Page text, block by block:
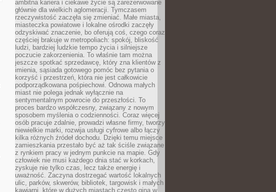
ambitna kariera i ciekawe życie są zarezerwowane
głównie dla wielkich aglomeracji. Tymczasem
rzeczywistość zaczęła się zmieniać. Małe miasta,
miasteczka powiatowe i lokalne ośrodki zaczęły
odzyskiwać znaczenie, bo oferują coś, czego coraz
częściej brakuje w metropoliach: spokój, bliskość
ludzi, bardziej ludzkie tempo życia i silniejsze
poczucie zakorzenienia. To właśnie tam można
jeszcze spotkać sprzedawcę, który zna klientów z
imienia, sąsiada gotowego pomóc bez pytania o
korzyść i przestrzeń, która nie jest całkowicie
podporządkowana pośpiechowi. Odnowa małych
miast nie polega jednak wyłącznie na
sentymentalnym powrocie do przeszłości. To
proces bardzo współczesny, związany z nowym
sposobem myślenia o codzienności. Coraz więcej
osób pracuje zdalnie, prowadzi własne firmy, tworzy
niewielkie marki, rozwija usługi cyfrowe albo łączy
kilka różnych źródeł dochodu. Dzięki temu miejsce
zamieszkania przestało być aż tak ściśle związane
z rynkiem pracy w jednym punkcie na mapie. Gdy
człowiek nie musi każdego dnia stać w korkach,
zyskuje nie tylko czas, lecz także energię i
uważność. Zaczyna dostrzegać wartość lokalnych
ulic, parków, skwerów, bibliotek, targowisk i małych
kawiarni, które w dużych miastach często giną w